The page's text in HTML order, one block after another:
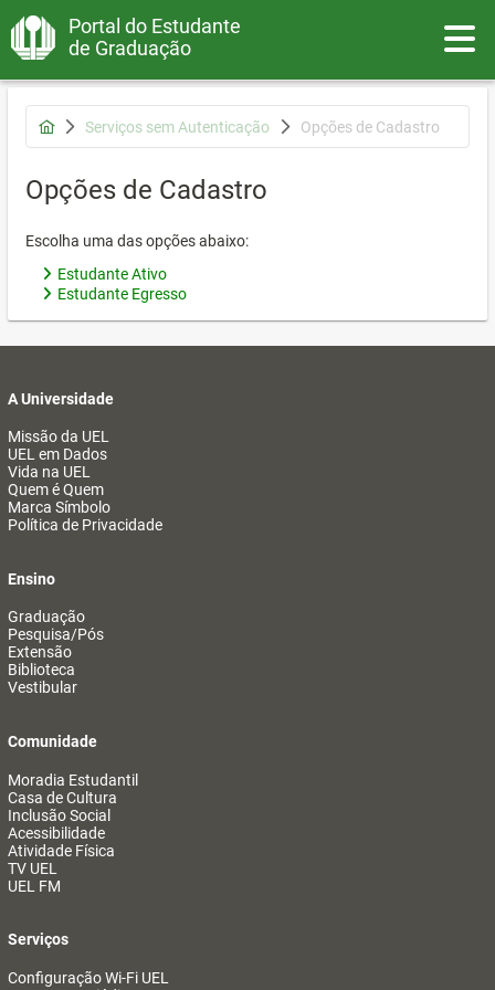
Portal do Estudante
de Graduação
Serviços sem Autenticação Opções de Cadastro
Opções de Cadastro
Escolha uma das opções abaixo:
Estudante Ativo
Estudante Egresso
A Universidade
Missão da UEL
UEL em Dados
Vida na UEL
Quem é Quem
Marca Símbolo
Política de Privacidade
Ensino
Graduação
Pesquisa/Pós
Extensão
Biblioteca
Vestibular
Comunidade
Moradia Estudantil
Casa de Cultura
Inclusão Social
Acessibilidade
Atividade Física
TV UEL
UEL FM
Serviços
Configuração Wi-Fi UEL